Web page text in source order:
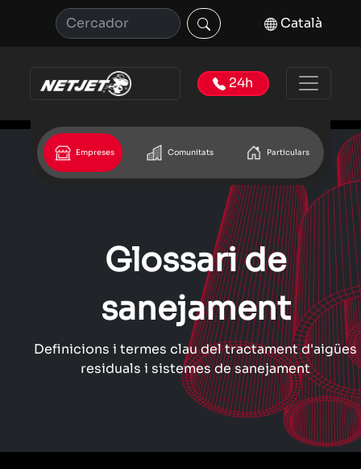
Català
24h
Empreses Comunitats Particulars
Glossari de
sanejament
Definicions i termes clau del tractament d'aigües
residuals i sistemes de sanejament